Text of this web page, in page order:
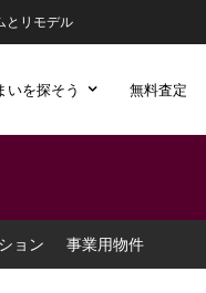
とリモデル
いを探そう 無料査定
ョン 事業用物件